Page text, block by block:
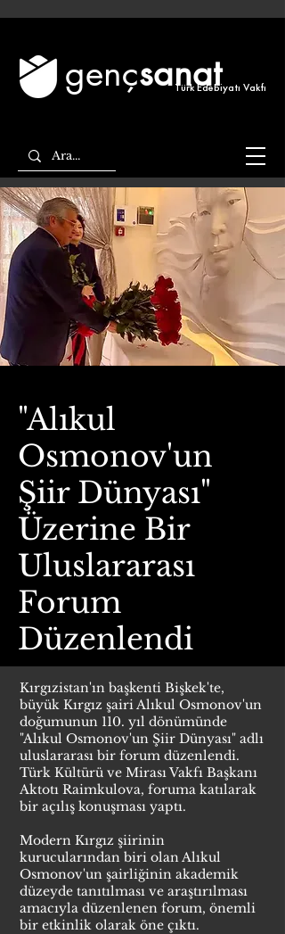
Türk Edebiyatı Vakfı
gençsanat
"Alıkul
Osmonov'un
Şiir Dünyası"
Üzerine Bir
Uluslararası
Forum
Düzenlendi
Kırgızistan'ın başkenti Bişkek'te,
büyük Kırgız şairi Alıkul Osmonov'un
doğumunun 110. yıl dönümünde
"Alıkul Osmonov'un Şiir Dünyası" adlı
uluslararası bir forum düzenlendi.
Türk Kültürü ve Mirası Vakfı Başkanı
Aktotı Raimkulova, foruma katılarak
bir açılış konuşması yaptı.
Modern Kırgız şiirinin
kurucularından biri olan Alıkul
Osmonov'un şairliğinin akademik
düzeyde tanıtılması ve araştırılması
amacıyla düzenlenen forum, önemli
bir etkinlik olarak öne çıktı.